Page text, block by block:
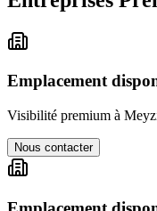
Emplacement
Visibilité premium à
Nous contacter